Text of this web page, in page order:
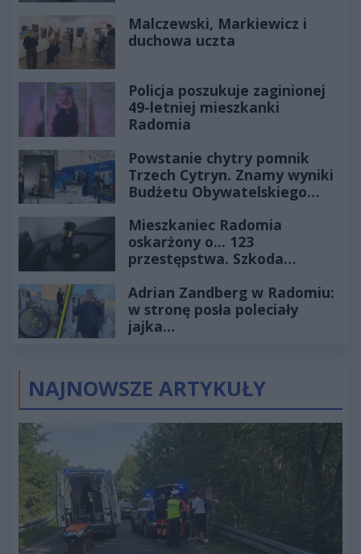
Malczewski, Markiewicz i
duchowa uczta
Policja poszukuje zaginionej
49-letniej mieszkanki
Radomia
Powstanie chytry pomnik
Trzech Cytryn. Znamy wyniki
Budżetu Obywatelskiego
Mieszkaniec Radomia
oskarżony o... 123
przestępstwa. Szkoda
złotych
Adrian Zandberg w Radomiu:
w stronę posła poleciały
jajka…
NAJNOWSZE ARTYKUŁY